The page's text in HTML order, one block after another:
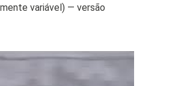
variável) — versão